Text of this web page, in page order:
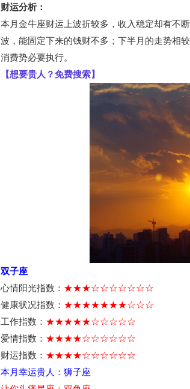
财运分析：
本月金牛座财运上波折较多，收入稳定却有不
波，能固定下来的钱财不多；下半月的走势相
消费势必要执行。
【想要贵人？免费搜索】
双子座
心情阳光指数： ★★★☆☆☆☆☆☆☆
健康状况指数： ★★★★★★★☆☆☆
工作指数： ★★★★★☆☆☆☆☆
爱情指数： ★★★★☆☆☆☆☆☆
财运指数： ★★★★☆☆☆☆☆☆
本月幸运贵人：狮子座